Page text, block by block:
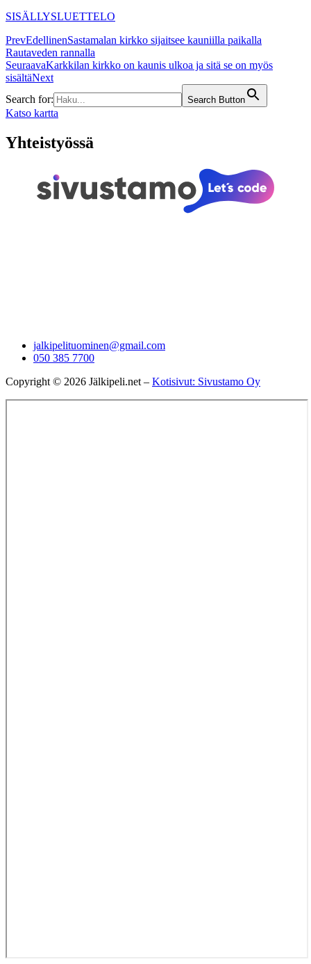
SISÄLLYSLUETTELO
PrevEdellinenSastamalan kirkko sijaitsee kauniilla paikalla
Rautaveden rannalla
SeuraavaKarkkilan kirkko on kaunis ulkoa ja sitä se on myös
sisältäNext
Search for:
Search Button
Katso kartta
Yhteistyössä
jalkipelituominen@gmail.com
050 385 7700
Copyright © 2026 Jälkipeli.net – Kotisivut: Sivustamo Oy